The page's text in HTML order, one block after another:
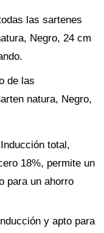
las sartenes
Negro, 24 cm
de las
natura, Negro,
total,
18%, permite un
para un ahorro
y apto para